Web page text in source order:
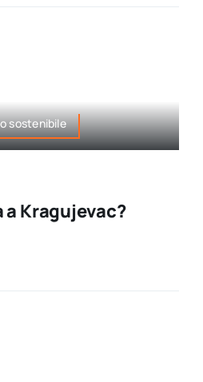
sostenibile
Kragujevac?